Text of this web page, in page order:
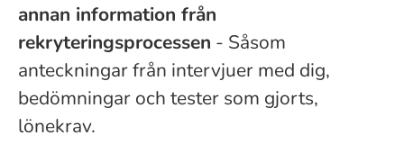
annan information från
rekryteringsprocessen - Såsom
anteckningar från intervjuer med dig,
bedömningar och tester som gjorts,
lönekrav.